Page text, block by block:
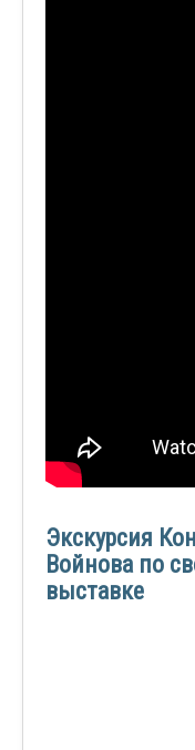
Экскурсия
Войнова по
выставке